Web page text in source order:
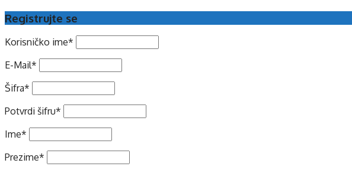
Registrujte se
Korisničko ime*
E-Mail*
Šifra*
Potvrdi šifru*
Ime*
Prezime*